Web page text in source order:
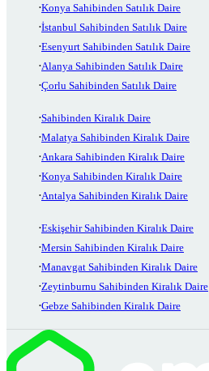
Konya Sahibinden Satılık Daire
İstanbul Sahibinden Satılık Daire
Esenyurt Sahibinden Satılık Daire
Alanya Sahibinden Satılık Daire
Çorlu Sahibinden Satılık Daire
Sahibinden Kiralık Daire
Malatya Sahibinden Kiralık Daire
Ankara Sahibinden Kiralık Daire
Konya Sahibinden Kiralık Daire
Antalya Sahibinden Kiralık Daire
Eskişehir Sahibinden Kiralık Daire
Mersin Sahibinden Kiralık Daire
Manavgat Sahibinden Kiralık Daire
Zeytinburnu Sahibinden Kiralık Daire
Gebze Sahibinden Kiralık Daire